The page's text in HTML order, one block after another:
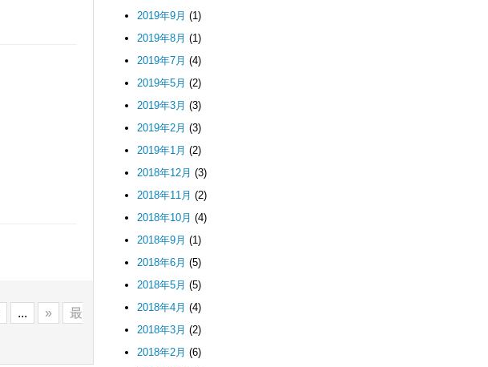
... »
最
2019年9月 (1)
2019年8月 (1)
2019年7月 (4)
2019年5月 (2)
2019年3月 (3)
2019年2月 (3)
2019年1月 (2)
2018年12月 (3)
2018年11月 (2)
2018年10月 (4)
2018年9月 (1)
2018年6月 (5)
2018年5月 (5)
2018年4月 (4)
2018年3月 (2)
2018年2月 (6)